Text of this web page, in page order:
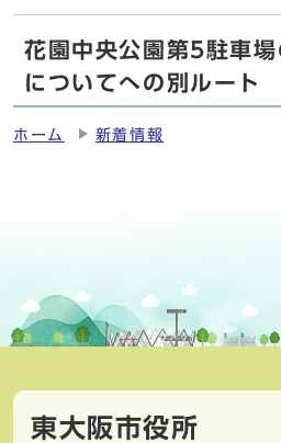
花園中央公園第5駐車
についてへの別ルート
ホーム 新着情報
東大阪市役所